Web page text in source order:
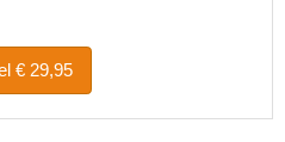
Bestel € 29,95